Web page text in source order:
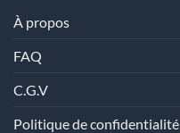
À propos
FAQ
C.G.V
Politique de confidentialité